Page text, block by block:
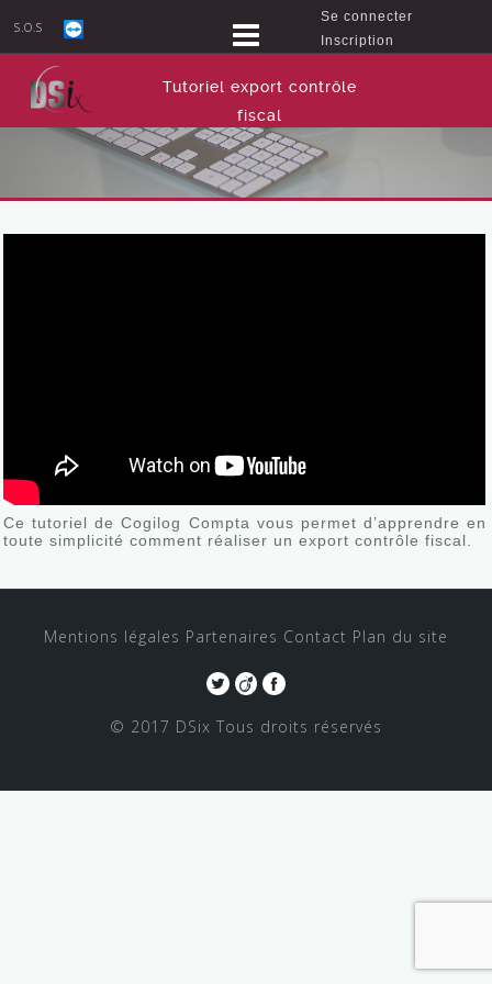
S.O.S
Se connecter
Inscription
Tutoriel export contrôle
fiscal
Ce tutoriel de Cogilog Compta vous permet d’apprendre en
toute simplicité comment réaliser un export contrôle fiscal.
Mentions légales Partenaires Contact Plan du site
© 2017 DSix Tous droits réservés